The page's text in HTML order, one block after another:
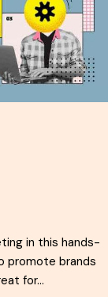
in this hands-
promote brands
for…